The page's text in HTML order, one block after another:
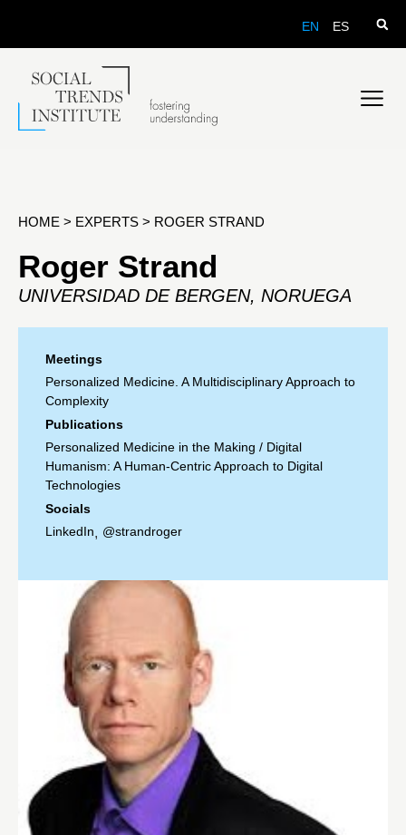
EN ES
HOME > EXPERTS > ROGER STRAND
Roger Strand
UNIVERSIDAD DE BERGEN, NORUEGA
Meetings
Personalized Medicine. A Multidisciplinary Approach to
Complexity
Publications
Personalized Medicine in the Making / Digital
Humanism: A Human-Centric Approach to Digital
Technologies
Socials
LinkedIn, @strandroger